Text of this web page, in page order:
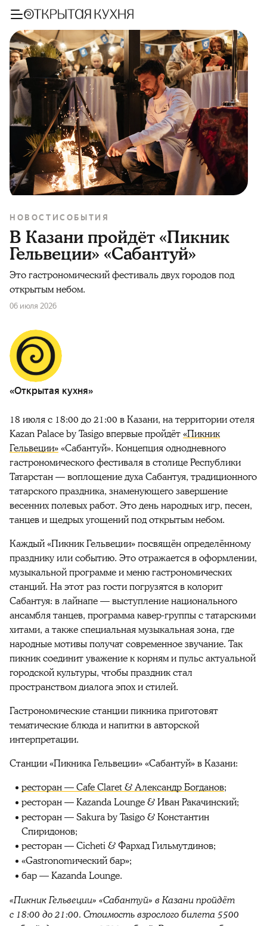
НОВОСТИСОБЫТИЯ
В Казани пройдёт «Пикник
Гельвеции» «Сабантуй»
Это гастрономический фестиваль двух городов под
открытым небом.
06 июля 2026
«Открытая кухня»
18 июля с 18:00 до 21:00 в Казани, на территории отеля
Kazan Palace by Tasigo впервые пройдёт«Пикник
Гельвеции»«Сабантуй». Концепция однодневного
гастрономического фестиваля в столице Республики
Татарстан — воплощение духа Сабантуя, традиционного
татарского праздника, знаменующего завершение
весенних полевых работ. Это день народных игр, песен,
танцев и щедрых угощений под открытым небом.
Каждый «Пикник Гельвеции» посвящён определённому
празднику или событию. Это отражается в оформлении,
музыкальной программе и меню гастрономических
станций. На этот раз гости погрузятся в колорит
Сабантуя: в лайнапе — выступление национального
ансамбля танцев, программа кавер-группы с татарскими
хитами, а также специальная музыкальная зона, где
народные мотивы получат современное звучание. Так
пикник соединит уважение к корням и пульс актуальной
городской культуры, чтобы праздник стал
пространством диалога эпох и стилей.
Гастрономические станции пикника приготовят
тематические блюда и напитки в авторской
интерпретации.
Станции «Пикника Гельвеции» «Сабантуй» в Казани:
ресторан — Cafe Claret & Александр Богданов;
ресторан — Kazanda Lounge & Иван Ракачинский;
ресторан — Sakura by Tasigo & Константин
Спиридонов;
ресторан — Cicheti & Фархад Гильмутдинов;
«Gastronomический бар»;
бар — Kazanda Lounge.
«Пикник Гельвеции» «Сабантуй» в Казани пройдёт
с 18:00 до 21:00. Стоимость взрослого билета 5500